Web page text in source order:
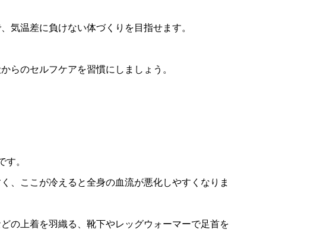
気温差に負けない体づくりを目指せます。
らのセルフケアを習慣にしましょう。
。
、ここが冷えると全身の血流が悪化しやすくなりま
の上着を羽織る、靴下やレッグウォーマーで足首を